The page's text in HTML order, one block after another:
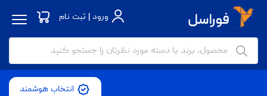
ورود | ثبت نام
انتخاب هوشمند